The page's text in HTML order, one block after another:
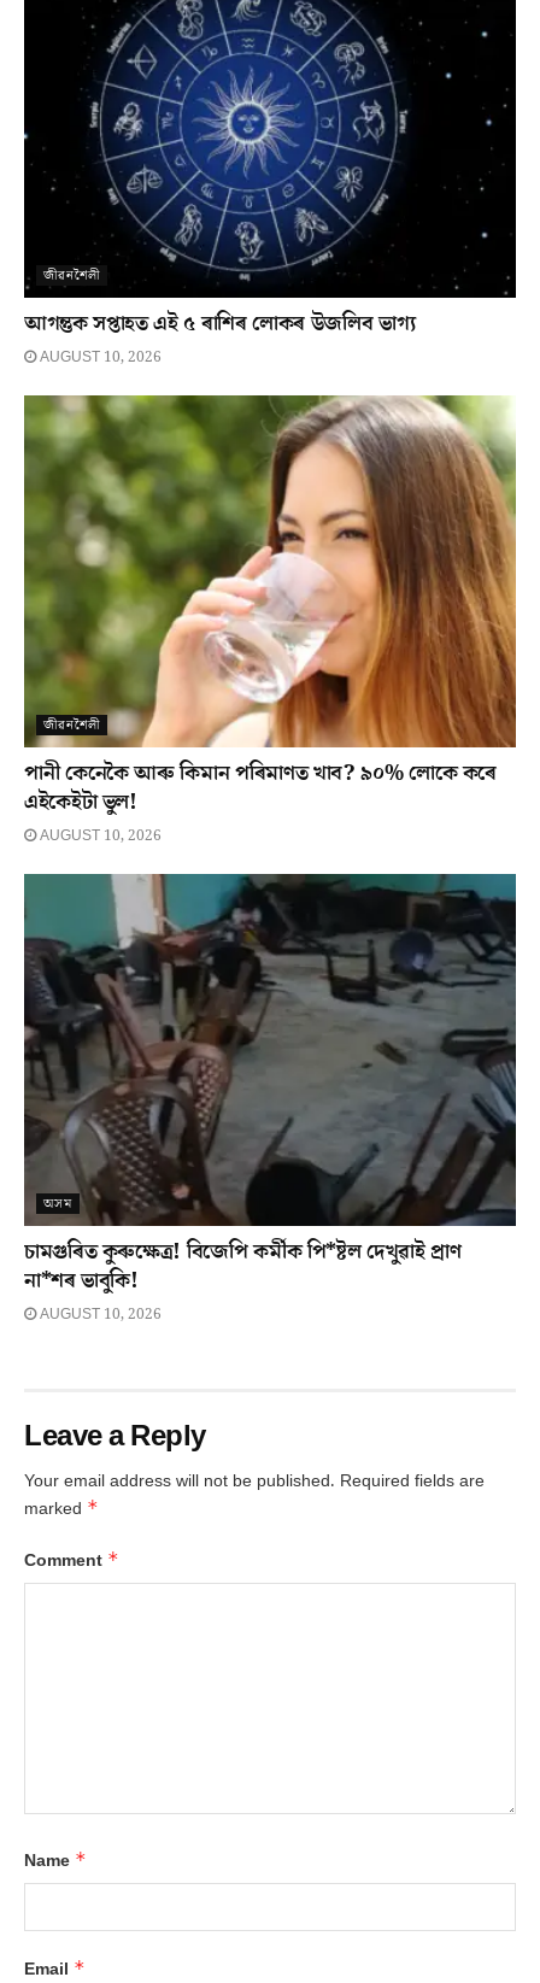
জীৱনশৈলী
আগন্তুক সপ্তাহত এই ৫ ৰাশিৰ লোকৰ উজলিব ভাগ্য
AUGUST 10, 2026
জীৱনশৈলী
পানী কেনেকৈ আৰু কিমান পৰিমাণত খাব? ৯০% লোকে কৰে
এইকেইটা ভুল!
AUGUST 10, 2026
অসম
চামগুৰিত কুৰুক্ষেত্ৰ! বিজেপি কৰ্মীক পি*ষ্টল দেখুৱাই প্ৰাণ
না*শৰ ভাবুকি!
AUGUST 10, 2026
Leave a Reply
Your email address will not be published. Required fields are
marked *
Comment *
Name *
Email *